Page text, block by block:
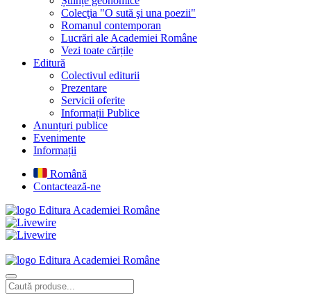
Colecţia "O sută şi una poezii"
Romanul contemporan
Lucrări ale Academiei Române
Vezi toate cărțile
Editură
Colectivul editurii
Prezentare
Servicii oferite
Informații Publice
Anunțuri publice
Evenimente
Informații
Română
Contactează-ne
Editura Academiei Române
Editura Academiei Române